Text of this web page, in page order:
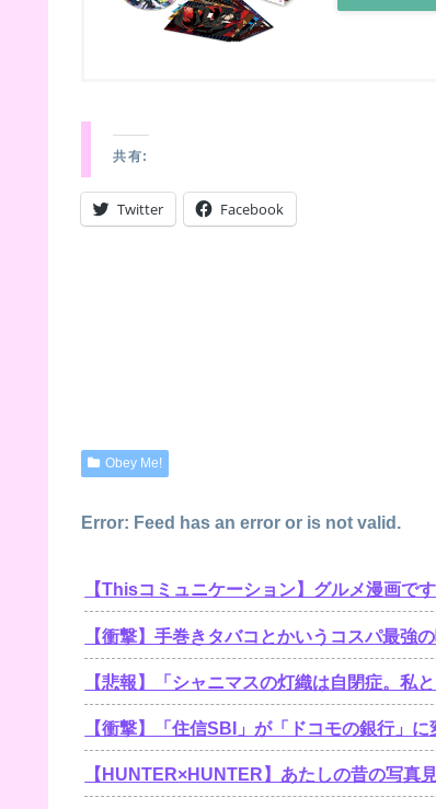
共有:
Twitter Facebook
Obey Me!
Error: Feed has an error or is not valid.
【Thisコミュニケーション】グルメ漫画
【衝撃】手巻きタバコとかいうコスパ最強
【悲報】「シャニマスの灯織は自閉症。私
【衝撃】「住信SBI」が「ドコモの銀行」
【HUNTER×HUNTER】あたしの昔の写真